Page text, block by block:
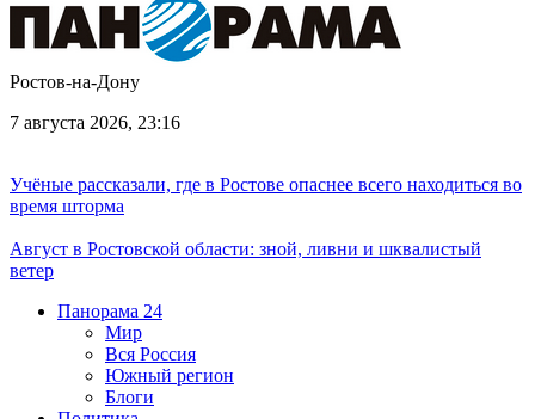
Ростов-на-Дону
7 августа 2026, 23:16
Учёные рассказали, где в Ростове опаснее всего находиться во
время шторма
Август в Ростовской области: зной, ливни и шквалистый
ветер
Панорама 24
Мир
Вся Россия
Южный регион
Блоги